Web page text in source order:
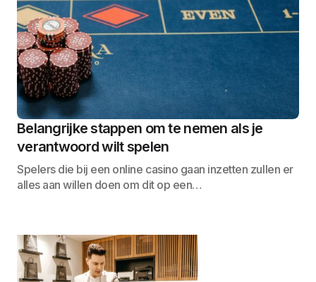
Belangrijke stappen om te nemen als je
verantwoord wilt spelen
Spelers die bij een online casino gaan inzetten zullen er
alles aan willen doen om dit op een…